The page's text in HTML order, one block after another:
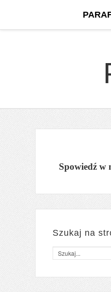
Spowiedź w
Szukaj na